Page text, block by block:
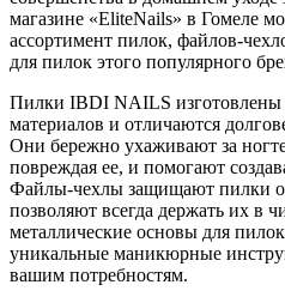
магазине «EliteNails» в Гомеле
ассортимент пилок, файлов-
для пилок этого популярного
Пилки IBDI NAILS изготовлены
материалов и отличаются
Они бережно ухаживают за
повреждая ее, и помогают
Файлы-чехлы защищают пилки
позволяют всегда держать их в
металлические основы для
уникальные маникюрные
вашим потребностям.